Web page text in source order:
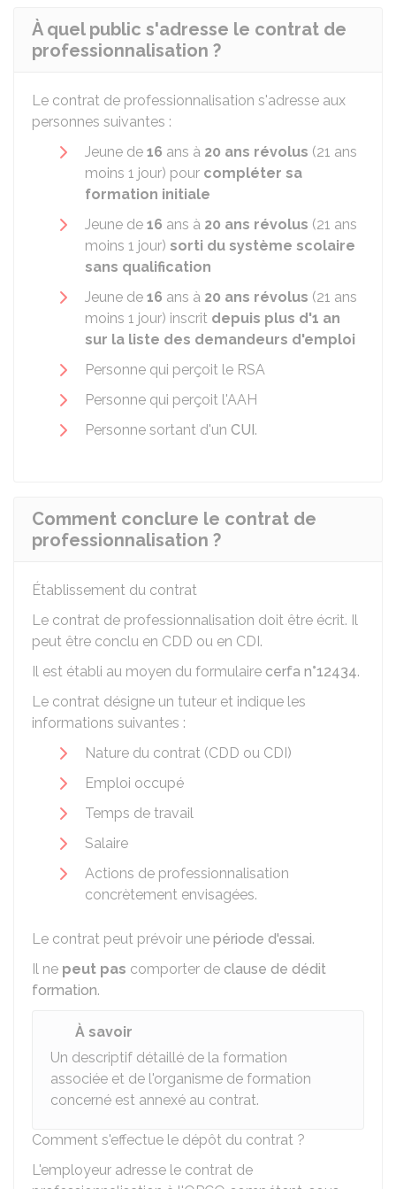
À quel public s'adresse le contrat de
professionnalisation ?
Le contrat de professionnalisation s'adresse aux
personnes suivantes :
Jeune de 16 ans à 20 ans révolus (21 ans
moins 1 jour) pour compléter sa
formation initiale
Jeune de 16 ans à 20 ans révolus (21 ans
moins 1 jour) sorti du système scolaire
sans qualification
Jeune de 16 ans à 20 ans révolus (21 ans
moins 1 jour) inscrit depuis plus d'1 an
sur la liste des demandeurs d'emploi
Personne qui perçoit le RSA
Personne qui perçoit l'AAH
Personne sortant d'un CUI.
Comment conclure le contrat de
professionnalisation ?
Établissement du contrat
Le contrat de professionnalisation doit être écrit. Il
peut être conclu en CDD ou en CDI.
Il est établi au moyen du formulaire cerfa n°12434.
Le contrat désigne un tuteur et indique les
informations suivantes :
Nature du contrat (CDD ou CDI)
Emploi occupé
Temps de travail
Salaire
Actions de professionnalisation
concrètement envisagées.
Le contrat peut prévoir une période d'essai.
Il ne peut pas comporter de clause de dédit
formation.
À savoir
Un descriptif détaillé de la formation
associée et de l'organisme de formation
concerné est annexé au contrat.
Comment s'effectue le dépôt du contrat ?
L'employeur adresse le contrat de